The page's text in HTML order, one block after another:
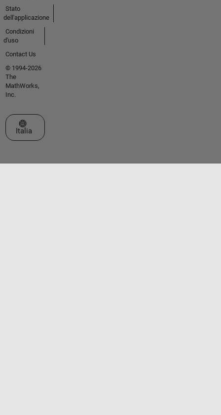
Stato
dell'applicazione
Condizioni
d'uso
Contact Us
© 1994-2026
The
MathWorks,
Inc.
Seleziona un sito web
Italia